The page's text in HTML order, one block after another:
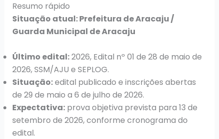
Resumo rápido
Situação atual: Prefeitura de Aracaju /
Guarda Municipal de Aracaju
Último edital:2026, Edital nº 01 de 28 de maio de
2026, SSM/AJU e SEPLOG.
Situação:edital publicado e inscrições abertas
de 29 de maio a 6 de julho de 2026.
Expectativa:prova objetiva prevista para 13 de
setembro de 2026, conforme cronograma do
edital.